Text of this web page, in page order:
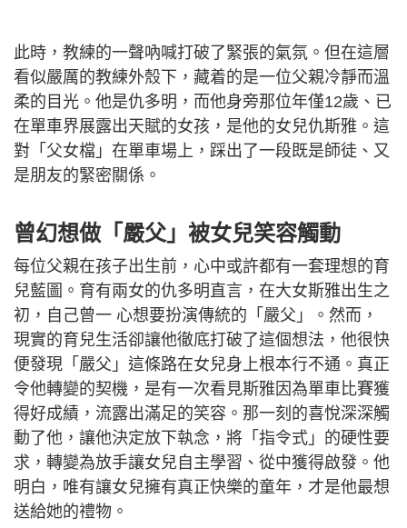
此時，教練的一聲吶喊打破了緊張的氣氛。但在這層
看似嚴厲的教練外殼下，藏着的是一位父親冷靜而溫
柔的目光。他是仇多明，而他身旁那位年僅12歲、已
在單車界展露出天賦的女孩，是他的女兒仇斯雅。這
對「父女檔」在單車場上，踩出了一段既是師徒、又
是朋友的緊密關係。
曾幻想做「嚴父」被女兒笑容觸動
每位父親在孩子出生前，心中或許都有一套理想的育
兒藍圖。育有兩女的仇多明直言，在大女斯雅出生之
初，自己曾一 心想要扮演傳統的「嚴父」。然而，
現實的育兒生活卻讓他徹底打破了這個想法，他很快
便發現「嚴父」這條路在女兒身上根本行不通。真正
令他轉變的契機，是有一次看見斯雅因為單車比賽獲
得好成績，流露出滿足的笑容。那一刻的喜悅深深觸
動了他，讓他決定放下執念，將「指令式」的硬性要
求，轉變為放手讓女兒自主學習、從中獲得啟發。他
明白，唯有讓女兒擁有真正快樂的童年，才是他最想
送給她的禮物。